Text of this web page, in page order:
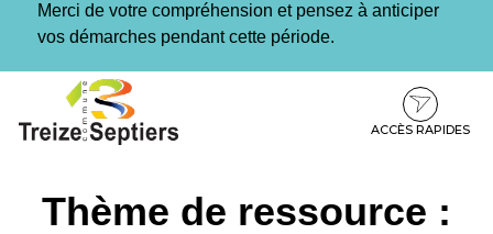
Merci de votre compréhension et pensez à anticiper
vos démarches pendant cette période.
contenu
pied
ACCÈS RAPIDES
Thème de ressource :